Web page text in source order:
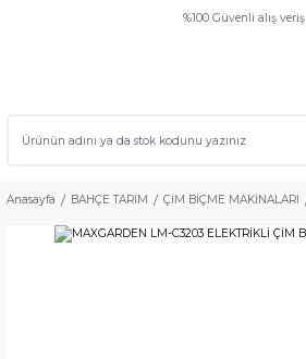
%100 Güvenli alış veriş
Anasayfa BAHÇE TARIM ÇİM BİÇME MAKİNALARI